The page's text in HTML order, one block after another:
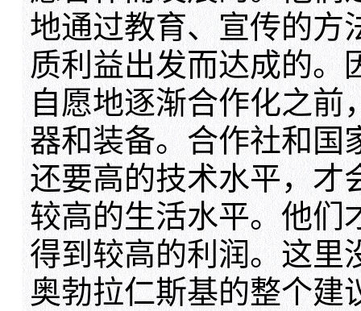
地通过教育、宣传的方
质利益出发而达成的。
自愿地逐渐合作化之前
器和装备。合作社和国
还要高的技术水平，才
较高的生活水平。他们
得到较高的利润。这里
奥勃拉仁斯基的整个建